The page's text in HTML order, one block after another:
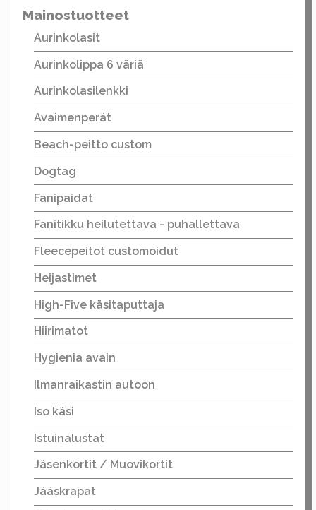
Mainostuotteet
Aurinkolasit
Aurinkolippa 6 väriä
Aurinkolasilenkki
Avaimenperät
Beach-peitto custom
Dogtag
Fanipaidat
Fanitikku heilutettava - puhallettava
Fleecepeitot customoidut
Heijastimet
High-Five käsitaputtaja
Hiirimatot
Hygienia avain
Ilmanraikastin autoon
Iso käsi
Istuinalustat
Jäsenkortit / Muovikortit
Jääskrapat